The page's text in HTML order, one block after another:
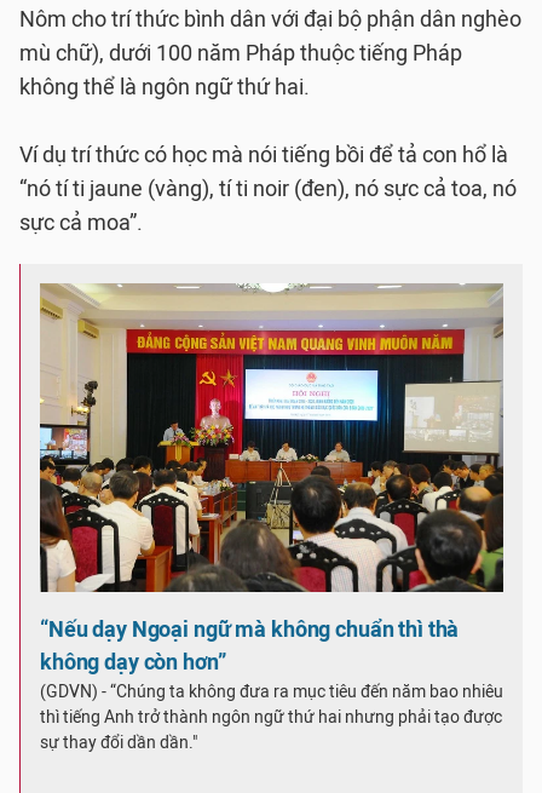
Nôm cho trí thức bình dân với đại bộ phận dân nghèo
mù chữ), dưới 100 năm Pháp thuộc tiếng Pháp
không thể là ngôn ngữ thứ hai.
Ví dụ trí thức có học mà nói tiếng bồi để tả con hổ là
“nó tí ti jaune (vàng), tí ti noir (đen), nó sực cả toa, nó
sực cả moa”.
“Nếu dạy Ngoại ngữ mà không chuẩn thì thà
không dạy còn hơn”
(GDVN) - “Chúng ta không đưa ra mục tiêu đến năm bao nhiêu
thì tiếng Anh trở thành ngôn ngữ thứ hai nhưng phải tạo được
sự thay đổi dần dần."